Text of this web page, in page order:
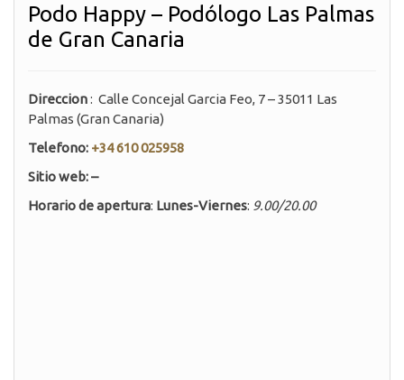
Podo Happy – Podólogo Las Palmas
de Gran Canaria
Direccion: Calle Concejal Garcia Feo, 7 – 35011 Las
Palmas (Gran Canaria)
Telefono: +34 610 025958
Sitio web: –
Horario de apertura: Lunes-Viernes: 9.00/20.00